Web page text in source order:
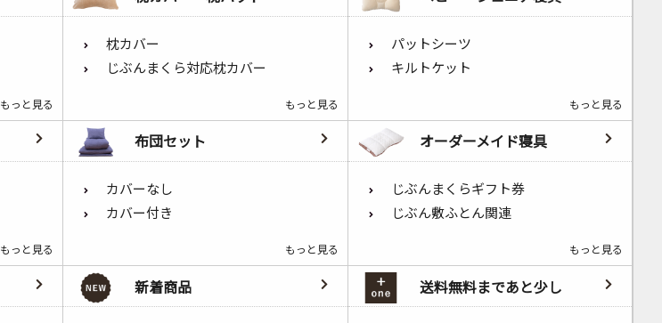
もっと見る
枕カバー
じぶんまくら対応枕カバー
もっと見る
パットシーツ
キルトケット
もっと見る
もっと見る
布団セット
カバーなし
カバー付き
もっと見る
オーダーメイド寝具
じぶんまくらギフト券
じぶん敷ふとん関連
もっと見る
新着商品 送料無料まであと少し